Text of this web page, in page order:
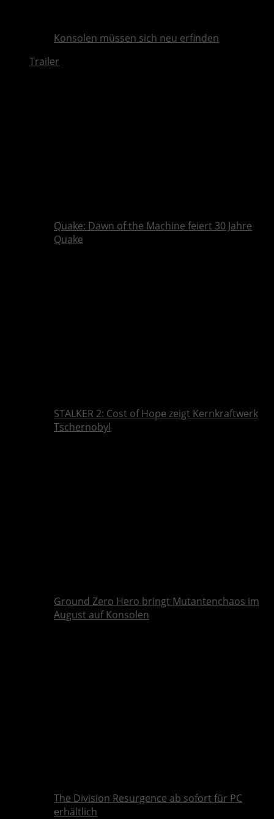
Konsolen müssen sich neu erfinden
Trailer
Quake: Dawn of the Machine feiert 30 Jahre
Quake
STALKER 2: Cost of Hope zeigt Kernkraftwerk
Tschernobyl
Ground Zero Hero bringt Mutantenchaos im
August auf Konsolen
The Division Resurgence ab sofort für PC
erhältlich